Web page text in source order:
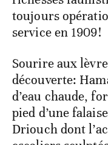
toujours
service en 1909!
Sourire aux
découverte:
d’eau chaude,
pied d’une
Driouch dont